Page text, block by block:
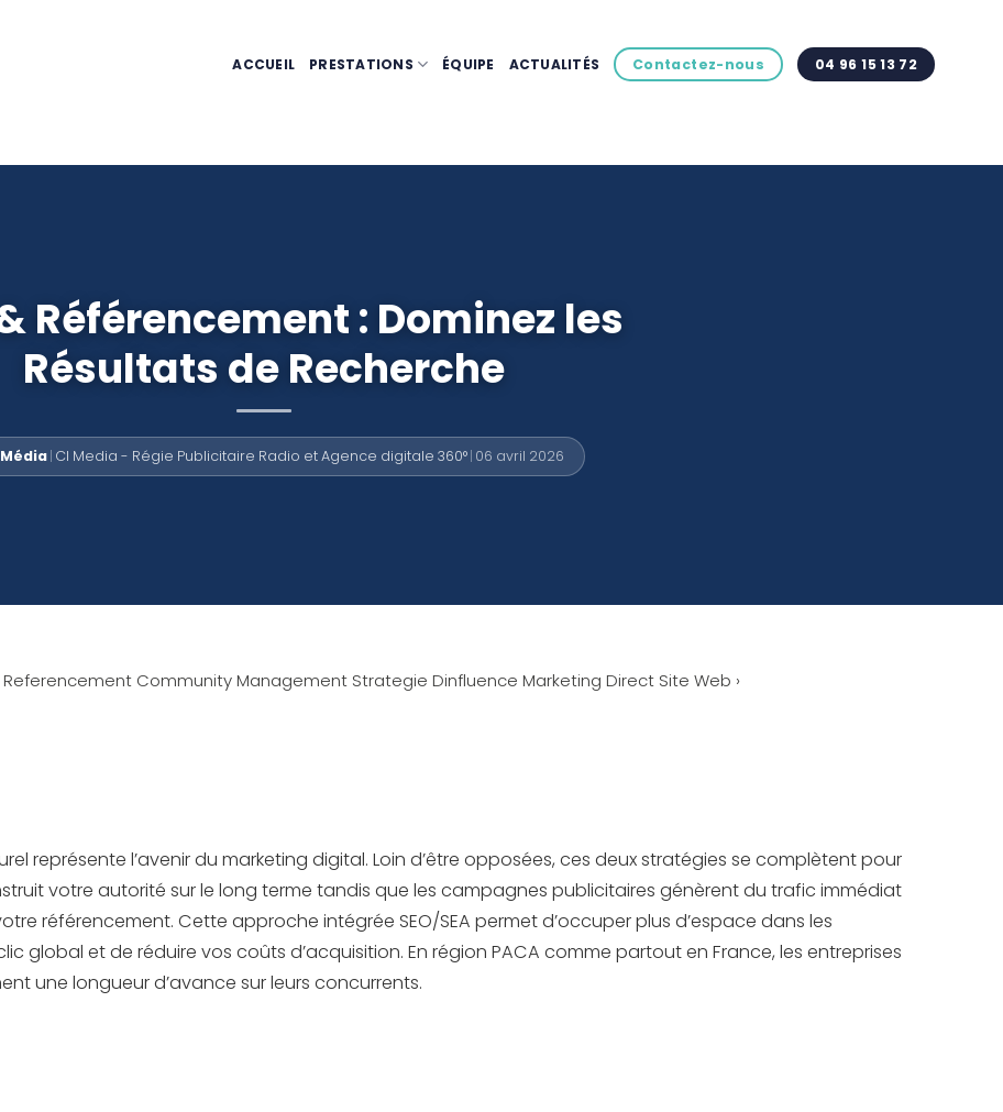
ACCUEIL PRESTATIONS ÉQUIPE ACTUALITÉS Contactez-nous 04 96 15 13 72
Référencement : Dominez les
Résultats de Recherche
| CI Media - Régie Publicitaire Radio et Agence digitale 360° | 06 avril 2026
Community Management Strategie Dinfluence Marketing Direct Site Web ›
représente l’avenir du marketing digital. Loin d’être opposées, ces deux stratégies se complètent pour
votre autorité sur le long terme tandis que les campagnes publicitaires génèrent du trafic immédiat
référencement. Cette approche intégrée SEO/SEA permet d’occuper plus d’espace dans les
global et de réduire vos coûts d’acquisition. En région PACA comme partout en France, les entreprises
une longueur d’avance sur leurs concurrents.